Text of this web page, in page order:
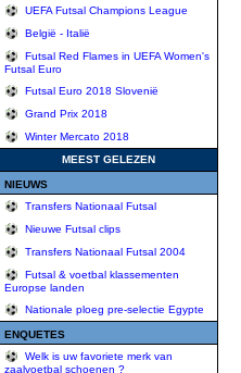
UEFA Futsal Champions League
België - Italië
Futsal Red Flames in UEFA Women's
Futsal Euro
Futsal Euro 2018 Slovenië
Grand Prix 2018
Winter Mercato 2018
MEEST GELEZEN
NIEUWS
Transfers Nationaal Futsal
Nieuwe Futsal clips
Transfers Nationaal Futsal 2004
Futsal & voetbal klassementen
Europse landen
Nationale ploeg pre-selectie Egypte
ENQUETES
Welk is uw favoriete merk van
zaalvoetbal schoenen ?